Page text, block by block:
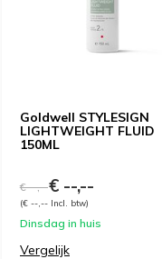
Goldwell STYLESIGN
LIGHTWEIGHT FLUID
150ML
€ --,--€ --,--
(€ --,-- Incl. btw)
Dinsdag in huis
Vergelijk